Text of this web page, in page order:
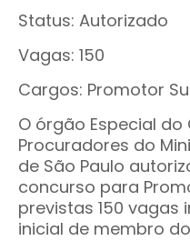
Status: Autorizado
Vagas: 150
Cargos: Promotor
O órgão Especial do
Procuradores do
de São Paulo
concurso para
previstas 150
inicial de membro do